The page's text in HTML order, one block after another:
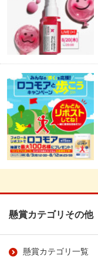
懸賞カテゴリその他
懸賞カテゴリ一覧